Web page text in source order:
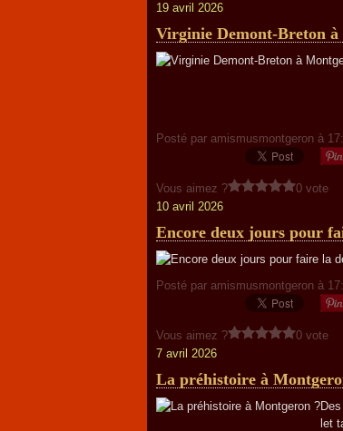
19 avril 2026
Virginie Demont-Breton
Posté par amismusmontgeron à
Vous aimez ?
0 vote
10 avril 2026
Encore deux jours pour
Posté par amismusmontgeron à
Vous aimez ?
0 vote
7 avril 2026
La préhistoire à
let